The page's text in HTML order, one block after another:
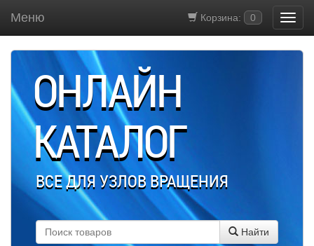
Корзина: 0
Меню
ОНЛАЙН
КАТАЛОГ
ВСЕ ДЛЯ УЗЛОВ ВРАЩЕНИЯ
Найти